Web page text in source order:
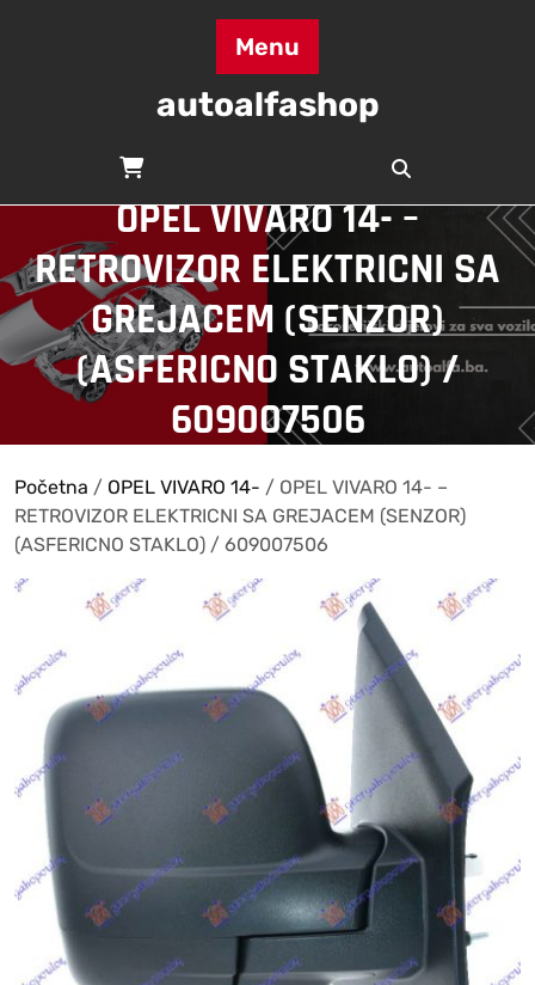
Menu
autoalfashop
OPEL VIVARO 14- –
RETROVIZOR ELEKTRICNI SA
GREJACEM (SENZOR)
(ASFERICNO STAKLO) /
609007506
Početna / OPEL VIVARO 14- / OPEL VIVARO 14- –
RETROVIZOR ELEKTRICNI SA GREJACEM (SENZOR)
(ASFERICNO STAKLO) / 609007506